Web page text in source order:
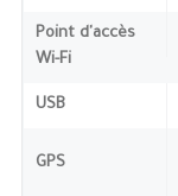
Point d'accès
Wi-Fi
USB
GPS